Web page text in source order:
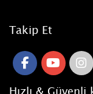
Takip Et
Hızlı & Güvenli